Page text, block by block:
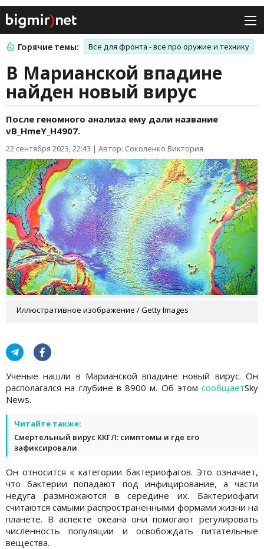
Горячие темы: Все для фронта - все про оружие и технику
В Марианской впадине
найден новый вирус
После геномного анализа ему дали название
vB_HmeY_H4907.
22 сентября 2023, 22:43 | Автор: Соколенко Виктория
Иллюстративное изображение / Getty Images
Ученые нашли в Марианской впадине новый вирус. Он
располагался на глубине в 8900 м. Об этом сообщаетSky
News.
Читайте также:
Смертельный вирус ККГЛ: симптомы и где его
зафиксировали
Он относится к категории бактериофагов. Это означает,
что бактерии попадают под инфицирование, а части
недуга размножаются в середине их. Бактериофаги
считаются самыми распространенными формами жизни на
планете. В аспекте океана они помогают регулировать
численность популяции и освобождать питательные
вещества.